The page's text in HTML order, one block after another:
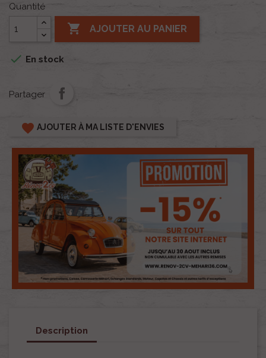
Quantité
 AJOUTER AU PANIER
 En stock
Partager
favorite AJOUTER À MA LISTE D'ENVIES
Description